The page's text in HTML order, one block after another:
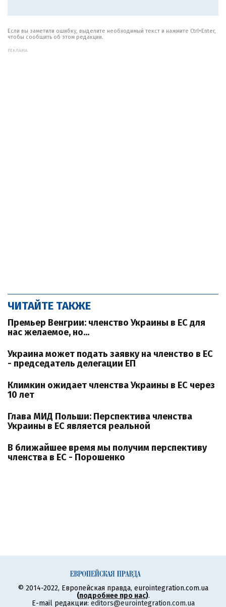
Если вы заметили ошибку, выделите необходимый текст и нажмите Ctrl+Enter,
чтобы сообщить об этом редакции.
РЕКЛАМА:
ЧИТАЙТЕ ТАКЖЕ
Премьер Венгрии: членство Украины в ЕС для
нас желаемое, но...
Украина может подать заявку на членство в ЕС
- председатель делегации ЕП
Климкин ожидает членства Украины в ЕС через
10 лет
Глава МИД Польши: Перспектива членства
Украины в ЕС является реальной
В ближайшее время мы получим перспективу
членства в ЕС - Порошенко
© 2014-2022, Европейская правда, eurointegration.com.ua
(подробнее про нас).
E-mail редакции: editors@eurointegration.com.ua